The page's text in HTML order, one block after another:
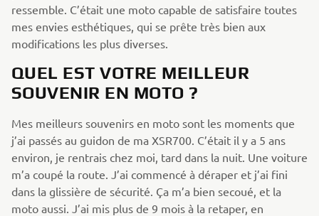
ressemble. C’était une moto capable de satisfaire toutes
mes envies esthétiques, qui se prête très bien aux
modifications les plus diverses.
QUEL EST VOTRE MEILLEUR
SOUVENIR EN MOTO ?
Mes meilleurs souvenirs en moto sont les moments que
j’ai passés au guidon de ma XSR700. C’était il y a 5 ans
environ, je rentrais chez moi, tard dans la nuit. Une voiture
m’a coupé la route. J’ai commencé à déraper et j’ai fini
dans la glissière de sécurité. Ça m’a bien secoué, et la
moto aussi. J’ai mis plus de 9 mois à la retaper, en